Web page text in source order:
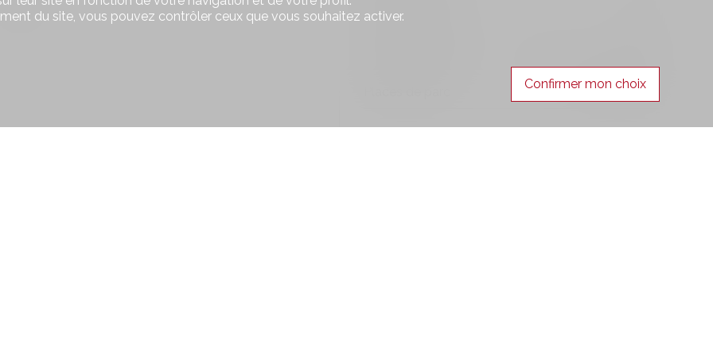
140 m 4' -
Pas disponible
du site, vous pouvez contrôler ceux que vous souhaitez activer.
Confirmer mon choix